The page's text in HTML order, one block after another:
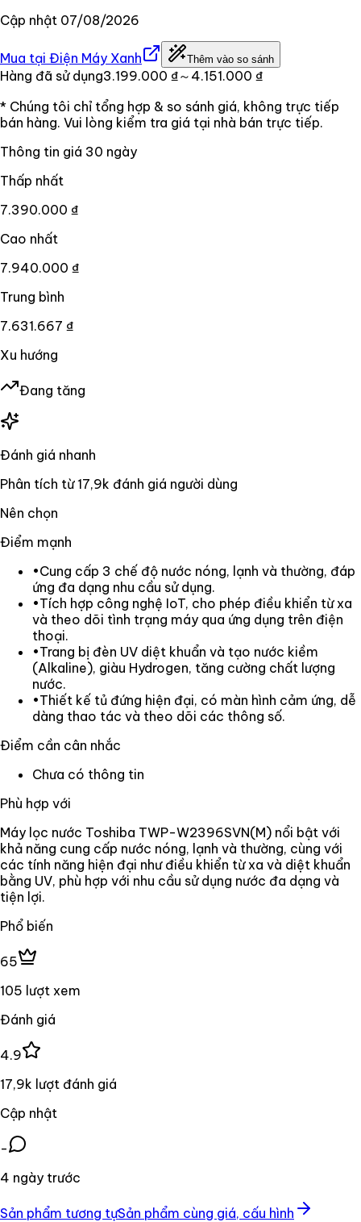
Cập nhật 07/08/2026
Mua tại Điện Máy Xanh Thêm vào so sánh
Hàng đã sử dụng3.199.000 ₫～4.151.000 ₫
* Chúng tôi chỉ tổng hợp & so sánh giá, không trực tiếp
bán hàng. Vui lòng kiểm tra giá tại nhà bán trực tiếp.
Thông tin giá 30 ngày
Thấp nhất
7.390.000 ₫
Cao nhất
7.940.000 ₫
Trung bình
7.631.667 ₫
Xu hướng
Đang tăng
Đánh giá nhanh
Phân tích từ17,9k đánh giá người dùng
Nên chọn
Điểm mạnh
•Cung cấp 3 chế độ nước nóng, lạnh và thường, đáp
ứng đa dạng nhu cầu sử dụng.
•Tích hợp công nghệ IoT, cho phép điều khiển từ xa
và theo dõi tình trạng máy qua ứng dụng trên điện
thoại.
•Trang bị đèn UV diệt khuẩn và tạo nước kiềm
(Alkaline), giàu Hydrogen, tăng cường chất lượng
nước.
•Thiết kế tủ đứng hiện đại, có màn hình cảm ứng, dễ
dàng thao tác và theo dõi các thông số.
Điểm cần cân nhắc
Chưa có thông tin
Phù hợp với
Máy lọc nước Toshiba TWP-W2396SVN(M) nổi bật với
khả năng cung cấp nước nóng, lạnh và thường, cùng với
các tính năng hiện đại như điều khiển từ xa và diệt khuẩn
bằng UV, phù hợp với nhu cầu sử dụng nước đa dạng và
tiện lợi.
Phổ biến
65
105 lượt xem
Đánh giá
4.9
17,9k lượt đánh giá
Cập nhật
-
4 ngày trước
Sản phẩm tương tựSản phẩm cùng giá, cấu hình